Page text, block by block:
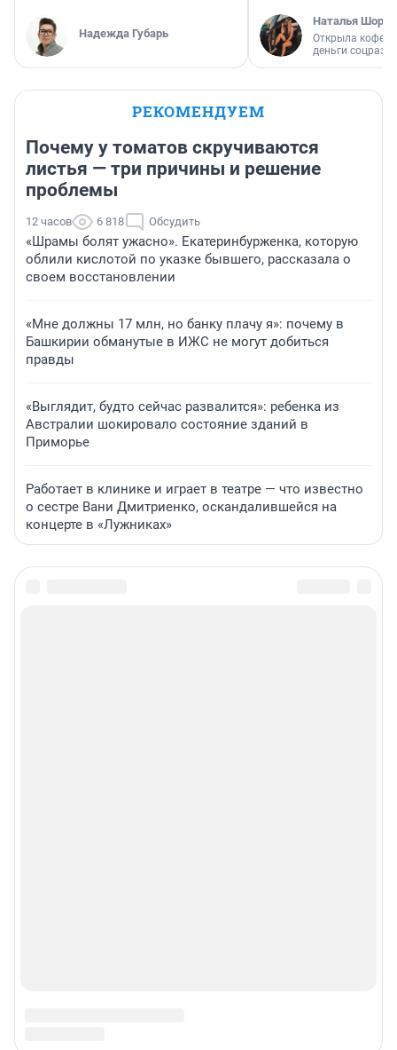
Надежда Губарь
Наталья
Открыла
деньги
РЕКОМЕНДУЕМ
Почему у томатов скручиваются
листья — три причины и решение
проблемы
12 часов 6 818 Обсудить
«Шрамы болят ужасно». Екатеринбурженка, которую
облили кислотой по указке бывшего, рассказала о
своем восстановлении
«Мне должны 17 млн, но банку плачу я»: почему в
Башкирии обманутые в ИЖС не могут добиться
правды
«Выглядит, будто сейчас развалится»: ребенка из
Австралии шокировало состояние зданий в
Приморье
Работает в клинике и играет в театре — что известно
о сестре Вани Дмитриенко, оскандалившейся на
концерте в «Лужниках»